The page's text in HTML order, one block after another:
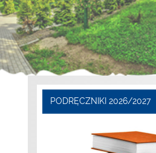
PODRĘCZNIKI 2026/2027